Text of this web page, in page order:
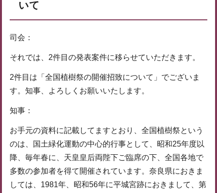
いて
司会：
それでは、2件目の発表案件に移らせていただきます。
2件目は「全国植樹祭の開催招致について」でございま
す。知事、よろしくお願いいたします。
知事：
お手元の資料に記載してますとおり、全国植樹祭という
のは、国土緑化運動の中心的行事として、昭和25年度以
降、毎年春に、天皇皇后両陛下ご臨席の下、全国各地で
多数の参加者を得て開催されています。奈良県におきま
しては、1981年、昭和56年に平城宮跡におきまして、第